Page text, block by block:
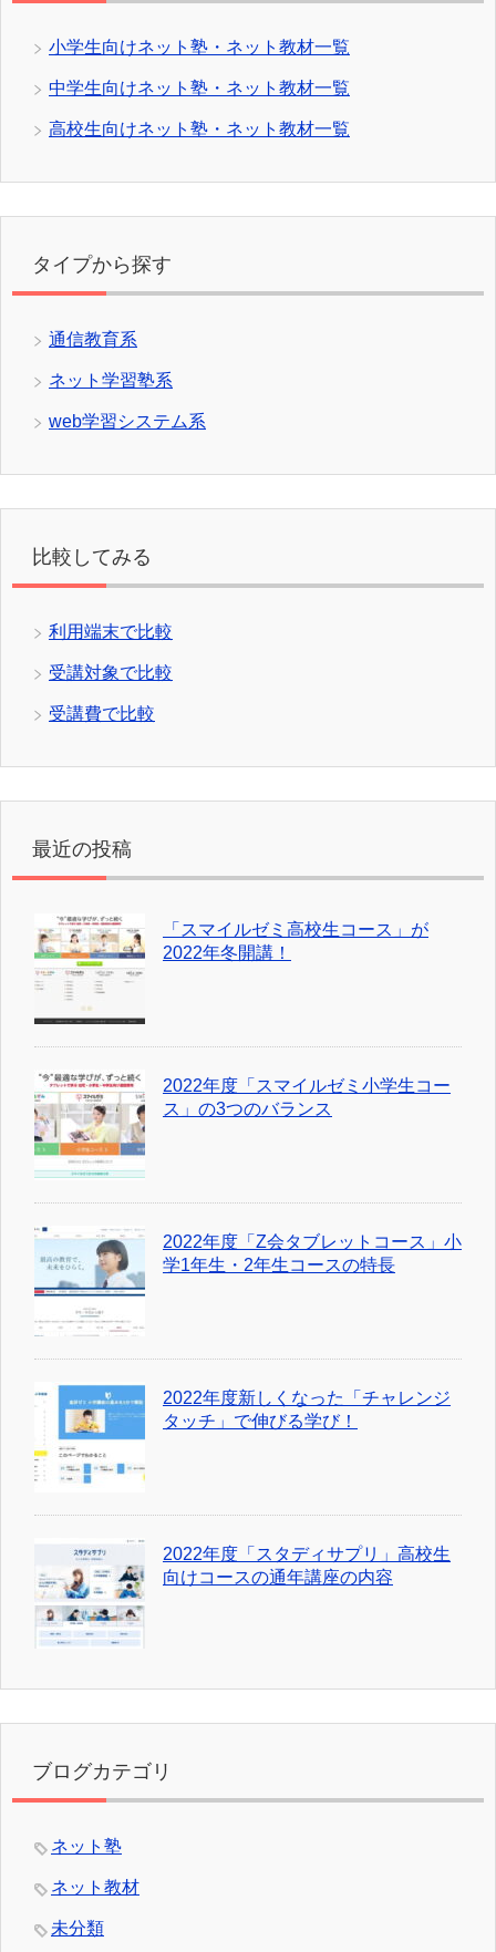
小学生向けネット塾・ネット教材一覧
中学生向けネット塾・ネット教材一覧
高校生向けネット塾・ネット教材一覧
タイプから探す
通信教育系
ネット学習塾系
web学習システム系
比較してみる
利用端末で比較
受講対象で比較
受講費で比較
最近の投稿
「スマイルゼミ高校生コース」が
2022年冬開講！
2022年度「スマイルゼミ小学生コー
ス」の3つのバランス
2022年度「Z会タブレットコース」小
学1年生・2年生コースの特長
2022年度新しくなった「チャレンジ
タッチ」で伸びる学び！
2022年度「スタディサプリ」高校生
向けコースの通年講座の内容
ブログカテゴリ
ネット塾
ネット教材
未分類